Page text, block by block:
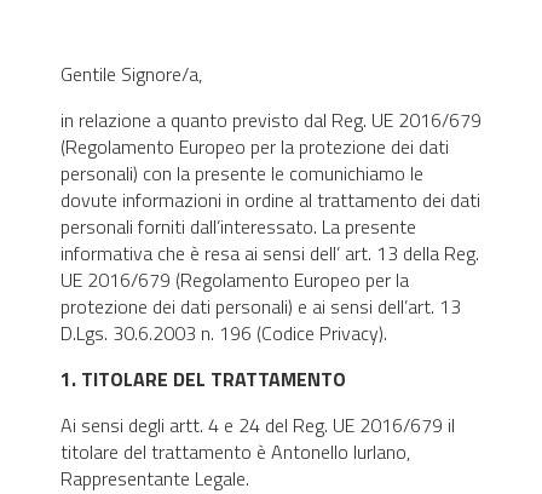
Gentile Signore/a,
in relazione a quanto previsto dal Reg. UE 2016/679
(Regolamento Europeo per la protezione dei dati
personali) con la presente le comunichiamo le
dovute informazioni in ordine al trattamento dei dati
personali forniti dall’interessato. La presente
informativa che è resa ai sensi dell’ art. 13 della Reg.
UE 2016/679 (Regolamento Europeo per la
protezione dei dati personali) e ai sensi dell’art. 13
D.Lgs. 30.6.2003 n. 196 (Codice Privacy).
1. TITOLARE DEL TRATTAMENTO
Ai sensi degli artt. 4 e 24 del Reg. UE 2016/679 il
titolare del trattamento è Antonello Iurlano,
Rappresentante Legale.